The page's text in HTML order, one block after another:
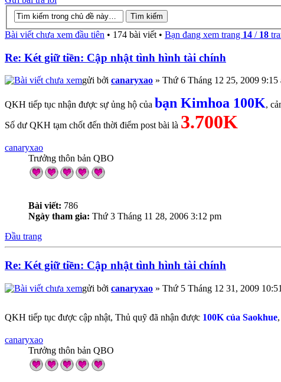
Bài viết chưa xem đầu tiên • 174 bài viết • Bạn đang xem trang 14 / 18
Re: Két giữ tiền: Cập nhật tình hình tài chính
gửi bởi canaryxao » Thứ 6 Tháng 12 25, 2009 9:15
QKH tiếp tục nhận được sự ủng hộ của bạn Kimhoa 100K,
Số dư QKH tạm chốt đến thời điểm post bài là 3.700K
canaryxao
Trưởng thôn bản QBO
Bài viết: 786
Ngày tham gia: Thứ 3 Tháng 11 28, 2006 3:12 pm
Đầu trang
Re: Két giữ tiền: Cập nhật tình hình tài chính
gửi bởi canaryxao » Thứ 5 Tháng 12 31, 2009
QKH tiếp tục được cập nhật, Thủ quỹ đã nhận được 100K của Saokhue
canaryxao
Trưởng thôn bản QBO